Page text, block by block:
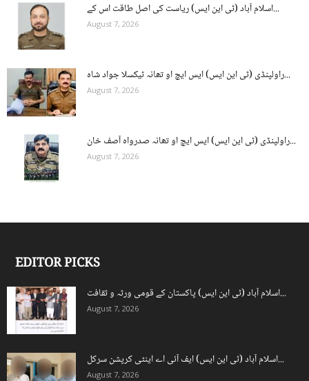
اسلام آباد (ٹی این ایس) ریاست کی اصل طاقت اس کے...
August 7, 2026
راولپنڈی (ٹی این ایس) ایس ایچ او تھانہ ٹیکسلا جواد شاہ...
August 7, 2026
راولپنڈی (ٹی این ایس) ایس ایچ او تھانہ صدرواہ آصف خان...
August 7, 2026
EDITOR PICKS
اسلام آباد (ٹی این ایس) پاکستان کے قومی ورثہ و ثقافت...
August 7, 2026
اسلام آباد (ٹی این ایس) ایف آئی اے اینٹی کرپشن سرکل...
August 7, 2026